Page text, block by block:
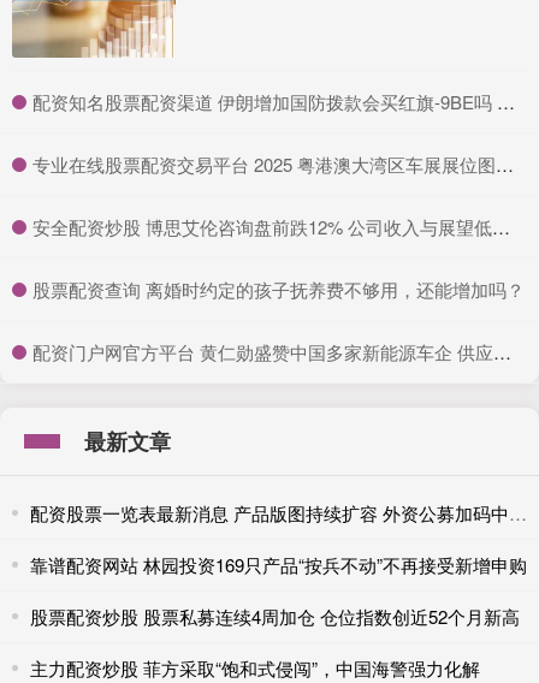
​配资知名股票配资渠道 伊朗增加国防拨款会买红旗-9BE吗 中东防空新选择
​专业在线股票配资交易平台 2025 粤港澳大湾区车展展位图公布：5 月 31 日开幕，设立比亚迪专馆等
​安全配资炒股 博思艾伦咨询盘前跌12% 公司收入与展望低于预期
​股票配资查询 离婚时约定的孩子抚养费不够用，还能增加吗？
​配资门户网官方平台 黄仁勋盛赞中国多家新能源车企 供应链奇迹
最新文章
配资股票一览表最新消息 产品版图持续扩容 外资公募加码中国不停步
靠谱配资网站 林园投资169只产品“按兵不动”不再接受新增申购
股票配资炒股 股票私募连续4周加仓 仓位指数创近52个月新高
主力配资炒股 菲方采取“饱和式侵闯”，中国海警强力化解